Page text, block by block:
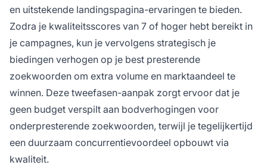
en uitstekende landingspagina-ervaringen te bieden.
Zodra je kwaliteitsscores van 7 of hoger hebt bereikt in
je campagnes, kun je vervolgens strategisch je
biedingen verhogen op je best presterende
zoekwoorden om extra volume en marktaandeel te
winnen. Deze tweefasen-aanpak zorgt ervoor dat je
geen budget verspilt aan bodverhogingen voor
onderpresterende zoekwoorden, terwijl je tegelijkertijd
een duurzaam concurrentievoordeel opbouwt via
kwaliteit.